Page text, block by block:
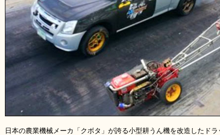
日本の農業機械メーカ「クボタ」が誇る小型耕うん機を改造したド